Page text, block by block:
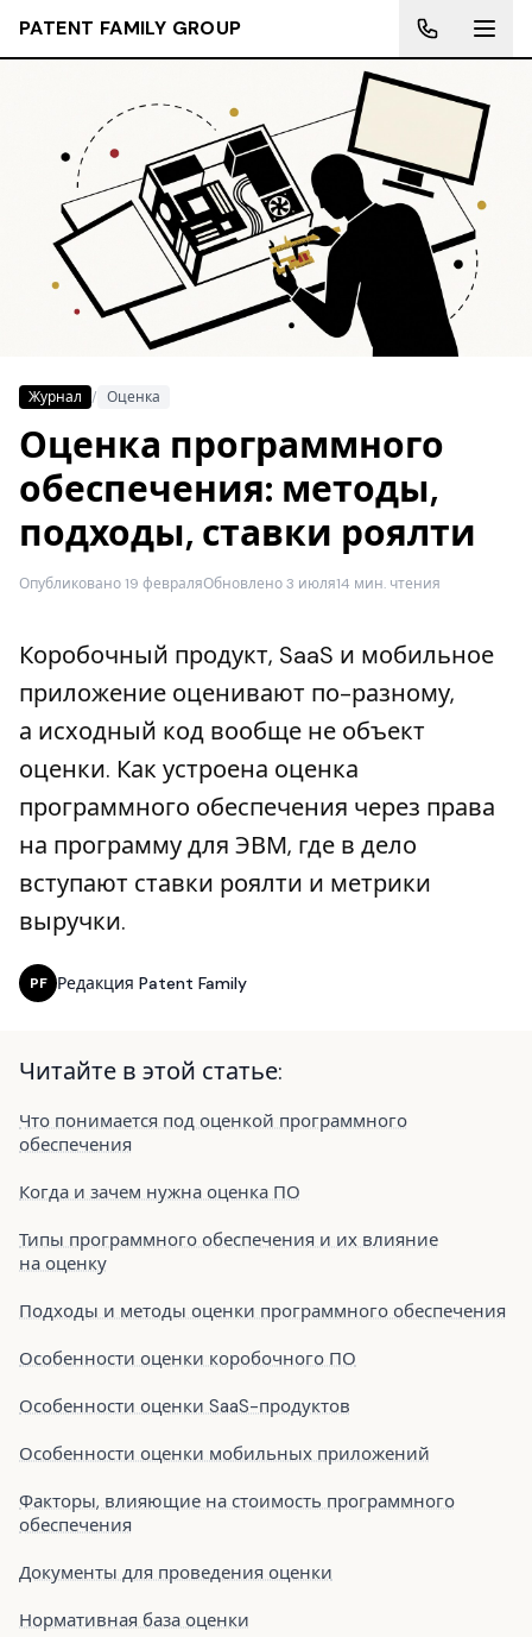
PATENT FAMILY GROUP
Журнал / Оценка
Оценка программного
обеспечения: методы,
подходы, ставки роялти
Опубликовано 19 февраляОбновлено 3 июля14 мин. чтения
Коробочный продукт, SaaS и мобильное
приложение оценивают по-разному,
а исходный код вообще не объект
оценки. Как устроена оценка
программного обеспечения через права
на программу для ЭВМ, где в дело
вступают ставки роялти и метрики
выручки.
PF Редакция Patent Family
Читайте в этой статье:
Что понимается под оценкой программного
обеспечения
Когда и зачем нужна оценка ПО
Типы программного обеспечения и их влияние
на оценку
Подходы и методы оценки программного обеспечения
Особенности оценки коробочного ПО
Особенности оценки SaaS-продуктов
Особенности оценки мобильных приложений
Факторы, влияющие на стоимость программного
обеспечения
Документы для проведения оценки
Нормативная база оценки